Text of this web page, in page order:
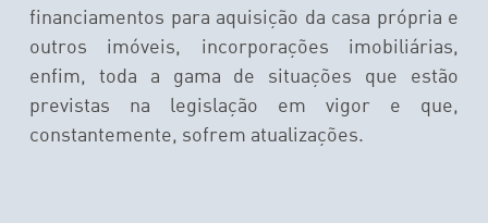
financiamentos para aquisição da casa própria e
outros imóveis, incorporações imobiliárias,
enfim, toda a gama de situações que estão
previstas na legislação em vigor e que,
constantemente, sofrem atualizações.